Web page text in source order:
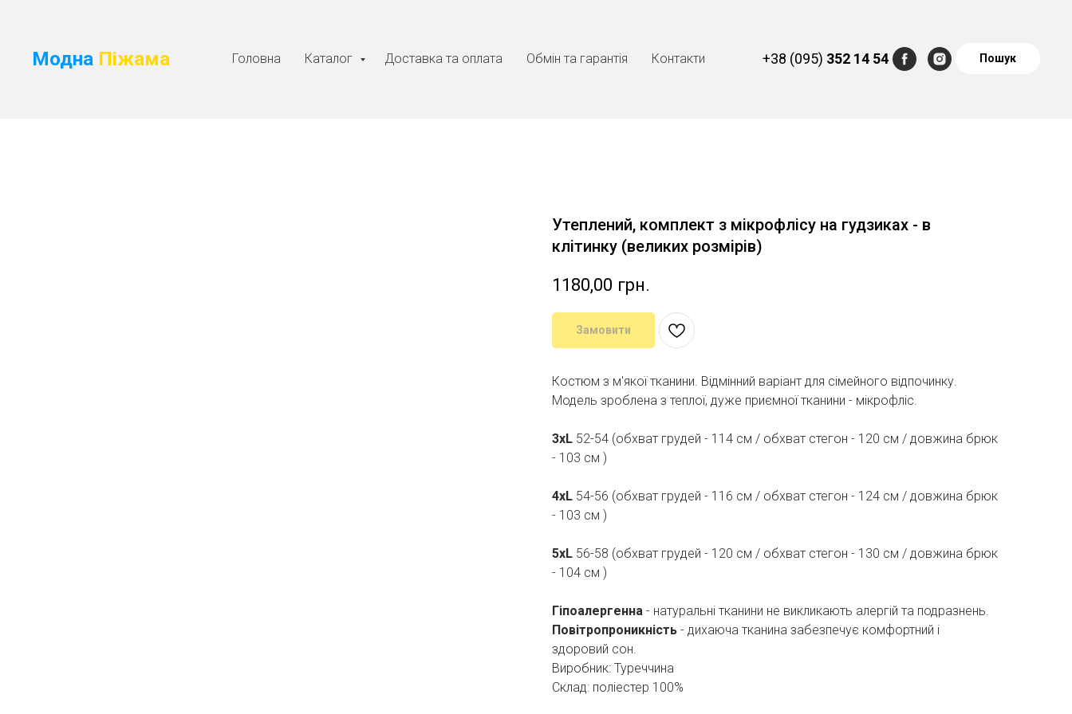
Модна Піжама Головна Каталог Доставка та оплата Обмін та гарантія Контакти +38 (095) 352 14 54 Пошук
Утеплений, комплект з мікрофлісу на гудзиках - в
клітинку (великих розмірів)
1180,00 грн.
Замовити
Костюм з м'якої тканини. Відмінний варіант для сімейного відпочинку.
Модель зроблена з теплої, дуже приємної тканини - мікрофліс.
3xL 52-54 (обхват грудей - 114 см / обхват стегон - 120 см / довжина брюк
- 103 см )
4xL 54-56 (обхват грудей - 116 см / обхват стегон - 124 см / довжина брюк
- 103 см )
5xL 56-58 (обхват грудей - 120 см / обхват стегон - 130 см / довжина брюк
- 104 см )
Гіпоалергенна - натуральні тканини не викликають алергій та подразнень.
Повітропроникність - дихаюча тканина забезпечує комфортний і
здоровий сон.
Виробник: Туреччина
Склад: поліестер 100%